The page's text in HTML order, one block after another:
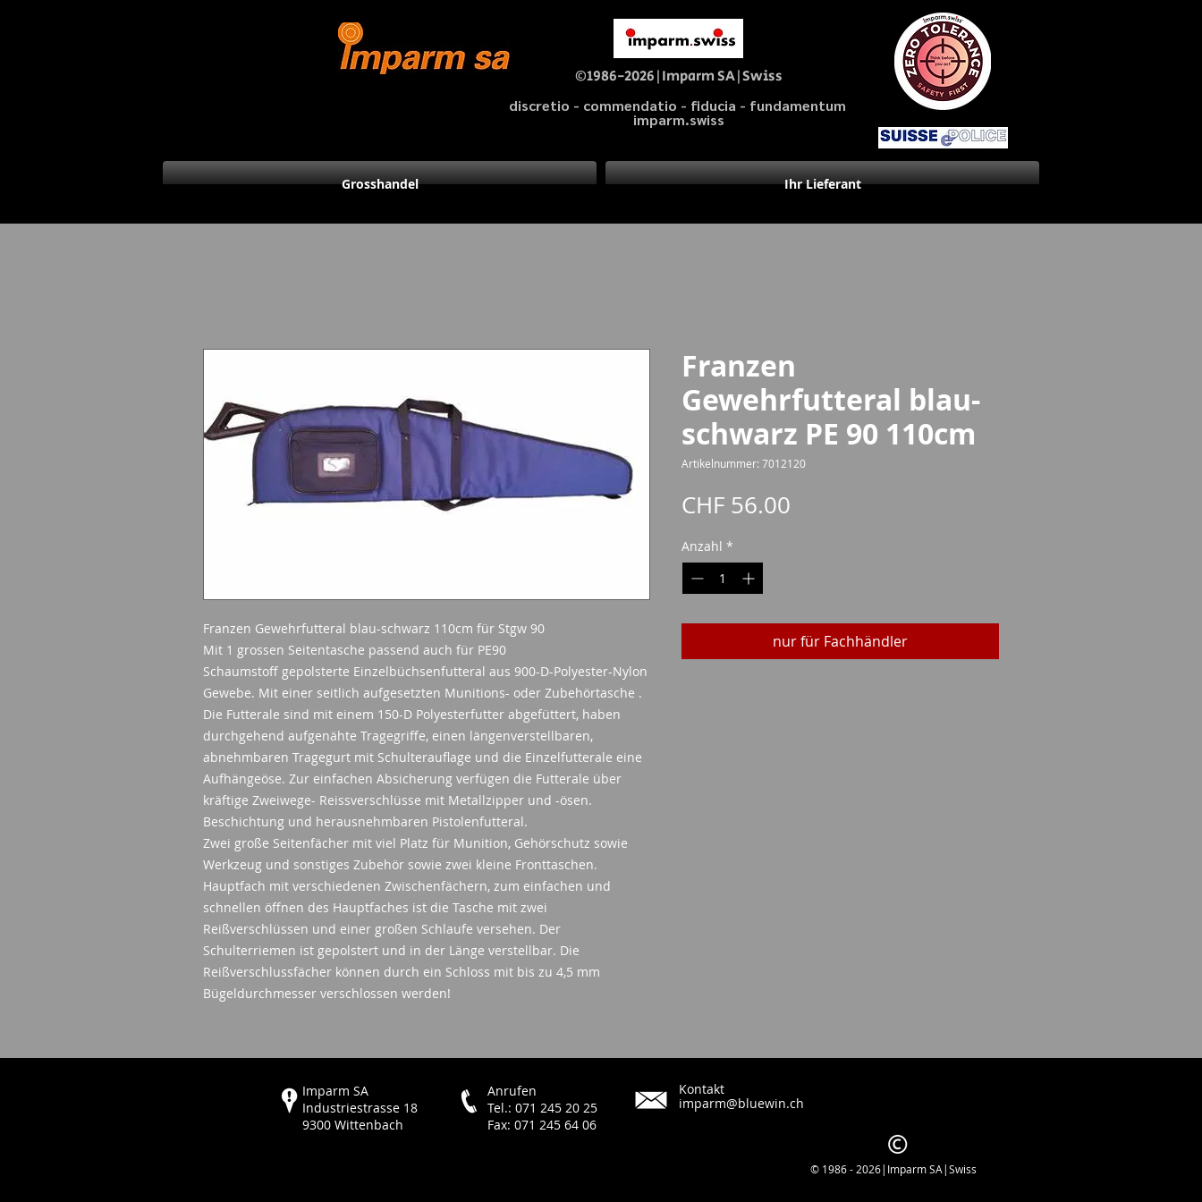
©1986-2026|Imparm SA|Swiss
discretio - commendatio - fiducia - fundamentum
imparm.swiss
Grosshandel Ihr Lieferant
Franzen Gewehrfutteral blau-schwarz 110cm für Stgw 90
Mit 1 grossen Seitentasche passend auch für PE90
Schaumstoff gepolsterte Einzelbüchsenfutteral aus 900-D-Polyester-Nylon
Gewebe. Mit einer seitlich aufgesetzten Munitions- oder Zubehörtasche .
Die Futterale sind mit einem 150-D Polyesterfutter abgefüttert, haben
durchgehend aufgenähte Tragegriffe, einen längenverstellbaren,
abnehmbaren Tragegurt mit Schulterauflage und die Einzelfutterale eine
Aufhängeöse. Zur einfachen Absicherung verfügen die Futterale über
kräftige Zweiwege- Reissverschlüsse mit Metallzipper und -ösen.
Beschichtung und herausnehmbaren Pistolenfutteral.
Zwei große Seitenfächer mit viel Platz für Munition, Gehörschutz sowie
Werkzeug und sonstiges Zubehör sowie zwei kleine Fronttaschen.
Hauptfach mit verschiedenen Zwischenfächern, zum einfachen und
schnellen öffnen des Hauptfaches ist die Tasche mit zwei
Reißverschlüssen und einer großen Schlaufe versehen. Der
Schulterriemen ist gepolstert und in der Länge verstellbar. Die
Reißverschlussfächer können durch ein Schloss mit bis zu 4,5 mm
Bügeldurchmesser verschlossen werden!
Franzen
Gewehrfutteral blau-
schwarz PE 90 110cm
Artikelnummer: 7012120
CHF 56.00
Anzahl *
nur für Fachhändler
Imparm SA
Industriestrasse 18
9300 Wittenbach
Anrufen
Tel.: 071 245 20 25
Fax: 071 245 64 06
Kontakt
imparm@bluewin.ch
© 1986 - 2026|Imparm SA|Swiss